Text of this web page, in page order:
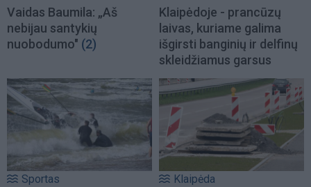
Vaidas Baumila: „Aš
nebijau santykių
nuobodumo" (2)
Klaipėdoje - prancūzų
laivas, kuriame galima
išgirsti banginių ir delfinų
skleidžiamus garsus
Sportas Klaipėda